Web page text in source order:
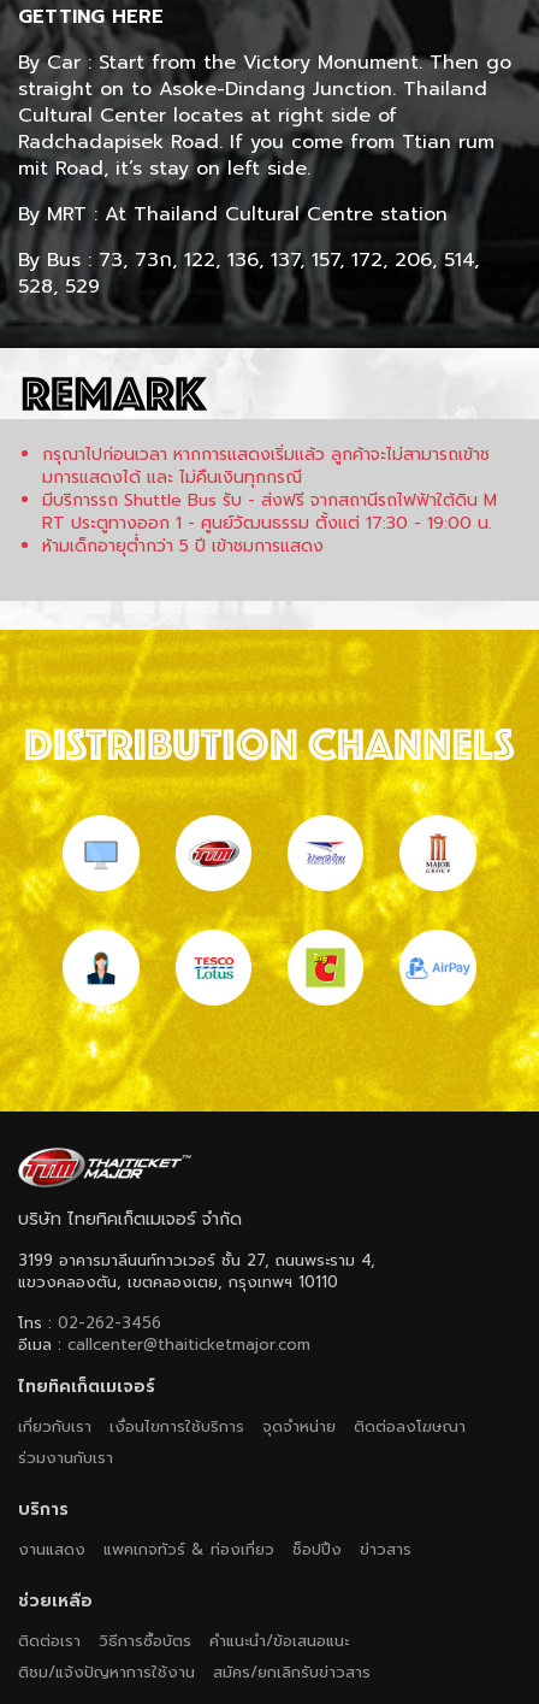
GETTING HERE
By Car : Start from the Victory Monument. Then go
straight on to Asoke-Dindang Junction. Thailand
Cultural Center locates at right side of
Radchadapisek Road. If you come from Ttian rum
mit Road, it’s stay on left side.
By MRT : At Thailand Cultural Centre station
By Bus : 73, 73ก, 122, 136, 137, 157, 172, 206, 514,
528, 529
กรุณาไปก่อนเวลา หากการแสดงเริ่มแล้ว ลูกค้าจะไม่สามารถเข้าช
มการแสดงได้ และ ไม่คืนเงินทุกกรณี
มีบริการรถ Shuttle Bus รับ - ส่งฟรี จากสถานีรถไฟฟ้าใต้ดิน M
RT ประตูทางออก 1 - ศูนย์วัฒนธรรม ตั้งแต่ 17:30 - 19:00 น.
ห้ามเด็กอายุต่ำกว่า 5 ปี เข้าชมการแสดง
บริษัท ไทยทิคเก็ตเมเจอร์ จำกัด
3199 อาคารมาลีนนท์ทาวเวอร์ ชั้น 27, ถนนพระราม 4,
แขวงคลองตัน, เขตคลองเตย, กรุงเทพฯ 10110
โทร : 02-262-3456
อีเมล : callcenter@thaiticketmajor.com
ไทยทิคเก็ตเมเจอร์
เกี่ยวกับเรา เงื่อนไขการใช้บริการ จุดจำหน่าย
ติดต่อลงโฆษณา
ร่วมงานกับเรา
บริการ
งานแสดง แพคเกจทัวร์ & ท่องเที่ยว ช็อปปิ้ง ข่าวสาร
ช่วยเหลือ
ติดต่อเรา วิธีการซื้อบัตร
คำแนะนำ/ข้อเสนอแนะ
ติชม/แจ้งปัญหาการใช้งาน
สมัคร/ยกเลิกรับข่าวสาร